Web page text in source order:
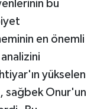
bu
en önemli
yükselen
sağbek Onur'un